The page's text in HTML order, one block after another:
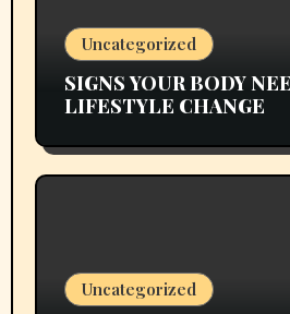
Uncategorized
SIGNS YOUR BODY
LIFESTYLE CHANGE
Uncategorized